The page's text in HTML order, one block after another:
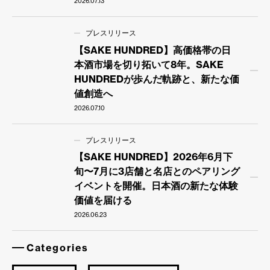
プレスリリース
【SAKE HUNDRED】高価格帯の日
本酒市場を切り拓いて8年。SAKE
HUNDREDが歩んだ軌跡と、新たな価
値創造へ
2026.07.10
プレスリリース
【SAKE HUNDRED】2026年6月下
旬〜7月に3店舗と名店とのペアリング
イベントを開催。日本酒の新たな体験
価値を届ける
2026.06.23
Categories